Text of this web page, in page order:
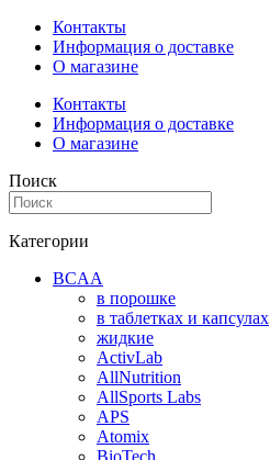
Контакты
Информация о доставке
О магазине
Контакты
Информация о доставке
О магазине
Поиск
Категории
BCAA
в порошке
в таблетках и капсулах
жидкие
ActivLab
AllNutrition
AllSports Labs
APS
Atomix
BioTech